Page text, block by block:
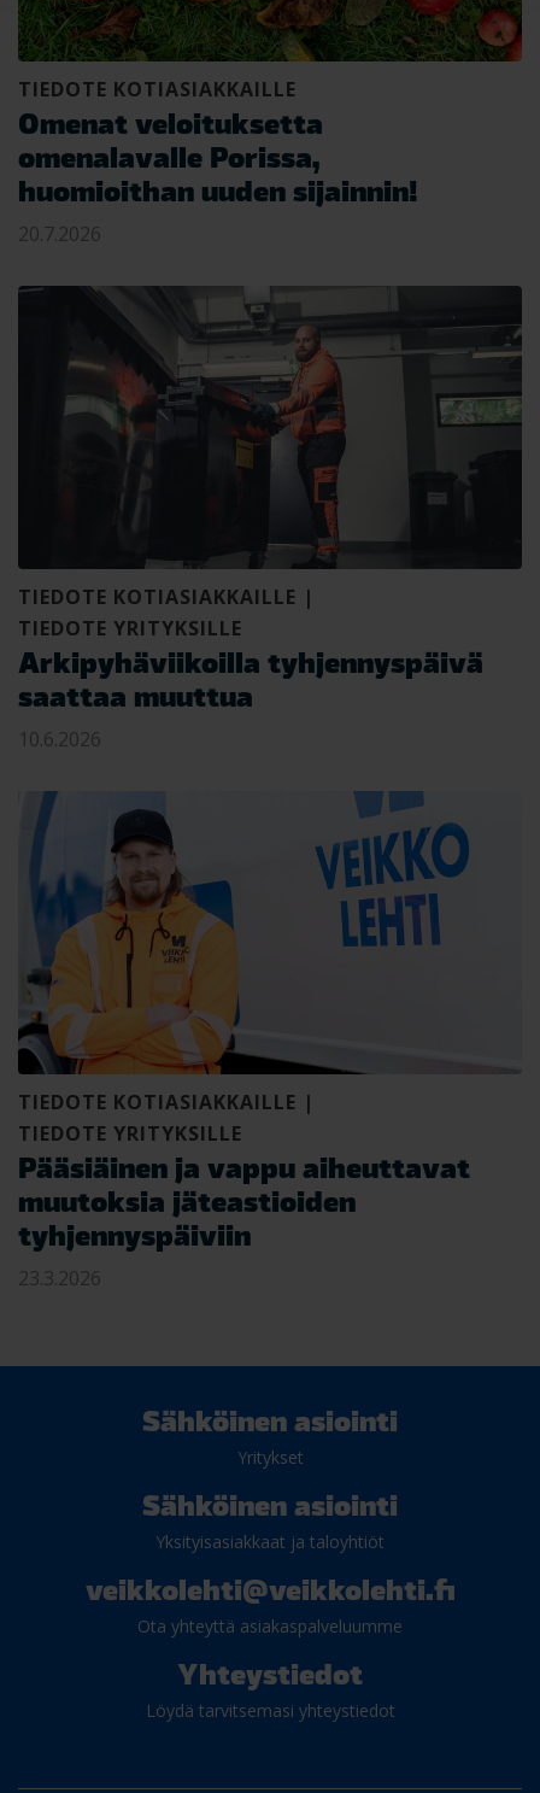
TIEDOTE KOTIASIAKKAILLE
Omenat veloituksetta
omenalavalle Porissa,
huomioithan uuden sijainnin!
20.7.2026
TIEDOTE KOTIASIAKKAILLE |
TIEDOTE YRITYKSILLE
Arkipyhäviikoilla tyhjennyspäivä
saattaa muuttua
10.6.2026
TIEDOTE KOTIASIAKKAILLE |
TIEDOTE YRITYKSILLE
Pääsiäinen ja vappu aiheuttavat
muutoksia jäteastioiden
tyhjennyspäiviin
23.3.2026
Sähköinen asiointi
Yritykset
Sähköinen asiointi
Yksityisasiakkaat ja taloyhtiöt
veikkolehti@veikkolehti.fi
Ota yhteyttä asiakaspalveluumme
Yhteystiedot
Löydä tarvitsemasi yhteystiedot